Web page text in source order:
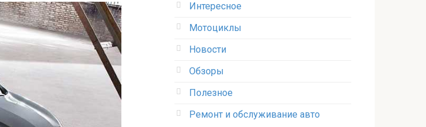
Интересное
Мотоциклы
Новости
Обзоры
Полезное
Ремонт и обслуживание авто